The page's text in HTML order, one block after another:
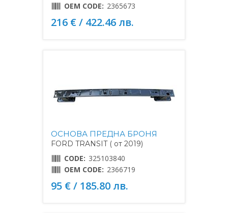
OEM CODE: 2365673
216 € / 422.46 лв.
ОСНОВА ПРЕДНА БРОНЯ
FORD TRANSIT ( от 2019)
CODE: 325103840
OEM CODE: 2366719
95 € / 185.80 лв.